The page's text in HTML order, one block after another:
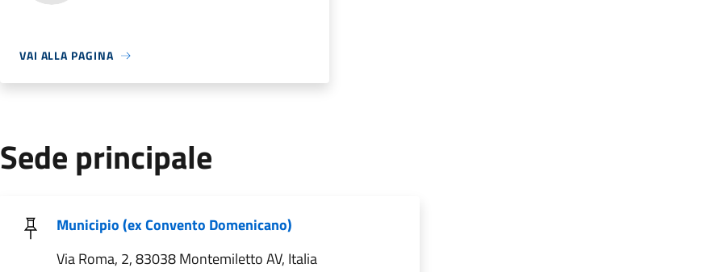
VAI ALLA PAGINA
Sede principale
Municipio (ex Convento Domenicano)
Via Roma, 2, 83038 Montemiletto AV, Italia